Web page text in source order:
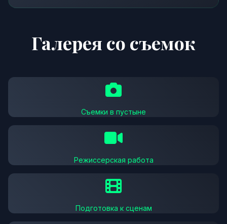
Галерея со съемок
Съемки в пустыне
Режиссерская работа
Подготовка к сценам